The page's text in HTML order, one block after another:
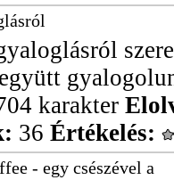
karakter
36 Értékelés:
- egy csészével a